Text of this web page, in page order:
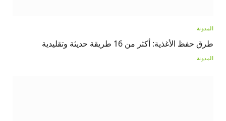
المدونة
طرق حفظ الأغذية: أكثر من 16 طريقة حديثة وتقليدية
المدونة